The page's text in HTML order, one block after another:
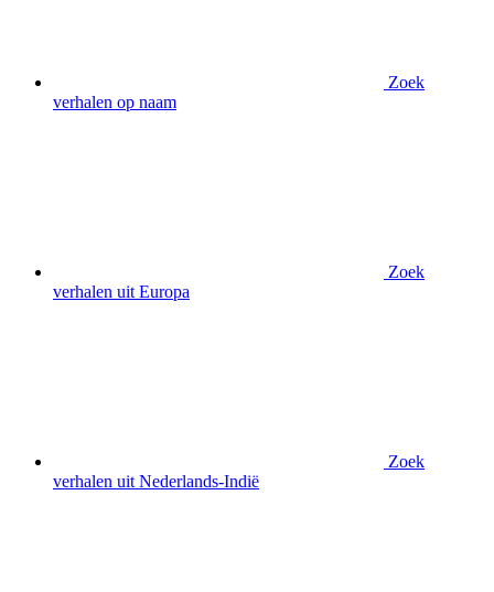
Zoek
verhalen op naam
Zoek
verhalen uit Europa
Zoek
verhalen uit Nederlands-Indië